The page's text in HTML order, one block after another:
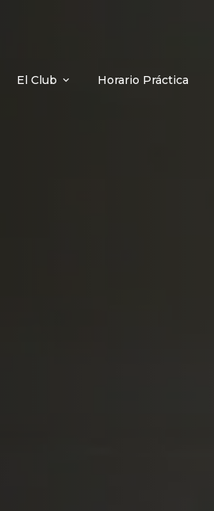
El Club Horario Práctica